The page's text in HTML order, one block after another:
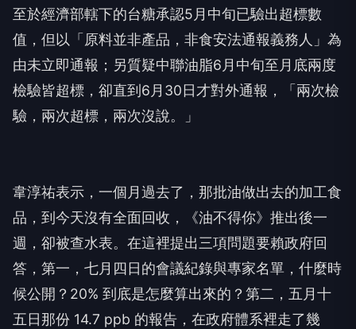
至於經濟部轄下的台糖承認5月中旬已驗出超標數
值，但以「原料並非產品，非食安法通報義務人」為
由未立即通報；另質疑中聯油脂6月中旬至月底兩度
檢驗皆超標，卻直到6月30日才對外通報，「兩次檢
驗，兩次超標，兩次沒說。」
韋淳祐表示，一個月過去了，那批油做出去的加工食
品，到今天沒有全面回收，《油不得你》推出後一
週，卻被查水表。在這裡提出三項問題要賴政府回
答，第一，七月四日的會議紀錄與專家名單，什麼時
候公開？20% 到底是怎麼算出來的？第二，五月十
五日那份 14.7 ppb 的報告，在政府體系裡走了幾